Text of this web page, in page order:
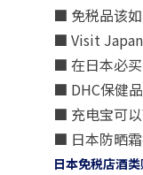
■ 免税品该
■ Visit Japan
■ 在日本必
■ DHC保健
■ 充电宝可
■ 日本防晒
日本免税店酒